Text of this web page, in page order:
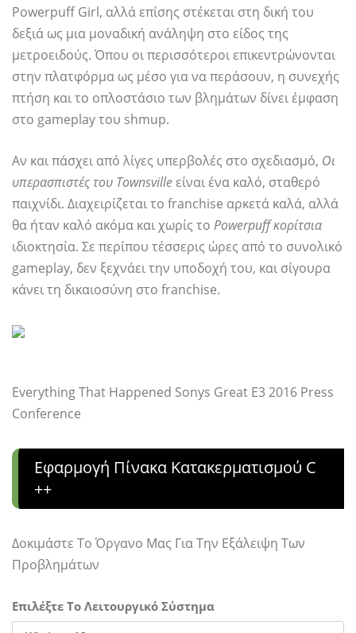
Powerpuff Girl, αλλά επίσης στέκεται στη δική του
δεξιά ως μια μοναδική ανάληψη στο είδος της
μετροειδούς. Όπου οι περισσότεροι επικεντρώνονται
στην πλατφόρμα ως μέσο για να περάσουν, η συνεχής
πτήση και το οπλοστάσιο των βλημάτων δίνει έμφαση
στο gameplay του shmup.
Αν και πάσχει από λίγες υπερβολές στο σχεδιασμό, Οι
υπερασπιστές του Townsvilleείναι ένα καλό, σταθερό
παιχνίδι. Διαχειρίζεται το franchise αρκετά καλά, αλλά
θα ήταν καλό ακόμα και χωρίς το Powerpuff κορίτσια
ιδιοκτησία. Σε περίπου τέσσερις ώρες από το συνολικό
gameplay, δεν ξεχνάει την υποδοχή του, και σίγουρα
κάνει τη δικαιοσύνη στο franchise.
Everything That Happened Sonys Great E3 2016 Press
Conference
Εφαρμογή Πίνακα Κατακερματισμού C
++
Δοκιμάστε Το Όργανο Μας Για Την Εξάλειψη Των
Προβλημάτων
Επιλέξτε Το Λειτουργικό Σύστημα